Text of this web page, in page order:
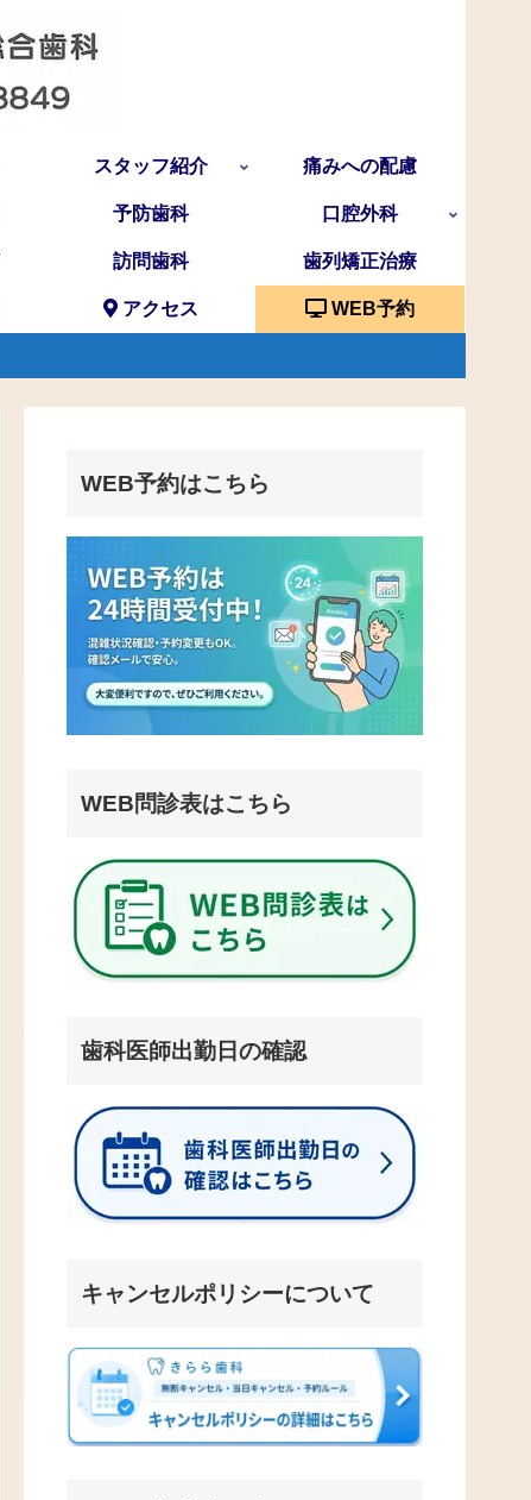
スタッフ紹介 痛みへの配慮
予防歯科 口腔外科
訪問歯科 歯列矯正治療
アクセス WEB予約
WEB予約はこちら
WEB問診表はこちら
歯科医師出勤日の確認
キャンセルポリシーについて